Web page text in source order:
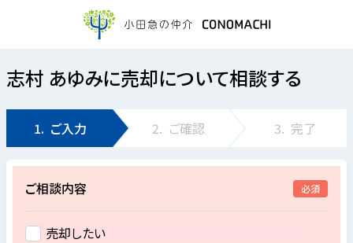
志村 あゆみに売却について相談する
1. ご入力 2. ご確認 3. 完了
ご相談内容 必須
売却したい